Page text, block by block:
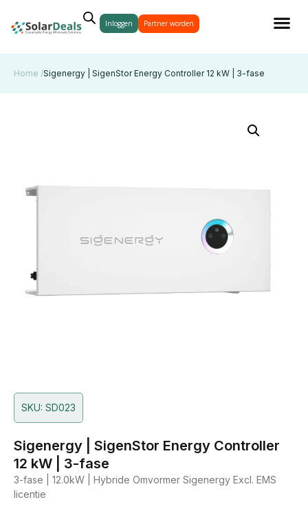
Inloggen Partner worden
Home /Sigenergy | SigenStor Energy Controller 12 kW | 3-fase
SKU: SD023
Sigenergy | SigenStor Energy Controller
12 kW | 3-fase
3-fase | 12.0kW | Hybride Omvormer Sigenergy Excl. EMS
licentie